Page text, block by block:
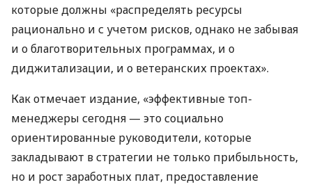
которые должны «распределять ресурсы
рационально и с учетом рисков, однако не забывая
и о благотворительных программах, и о
диджитализации, и о ветеранских проектах».
Как отмечает издание, «эффективные топ-
менеджеры сегодня — это социально
ориентированные руководители, которые
закладывают в стратегии не только прибыльность,
но и рост заработных плат, предоставление